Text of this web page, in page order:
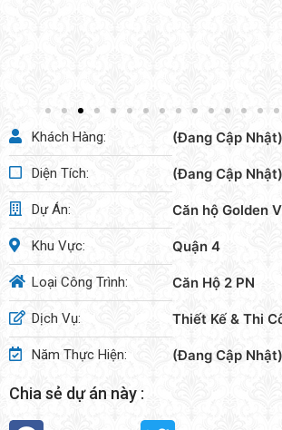
Khách Hàng:
Diện Tích:
Dự Án:
Khu Vực:
Loại Công Trình:
Dịch Vụ:
Năm Thực Hiện:
Chia sẻ dự án này :
(Đang Cập Nhật)
(Đang Cập Nhật)
Căn hộ Golden
Quận 4
Căn Hộ 2 PN
Thiết Kế & Thi
(Đang Cập Nhật)